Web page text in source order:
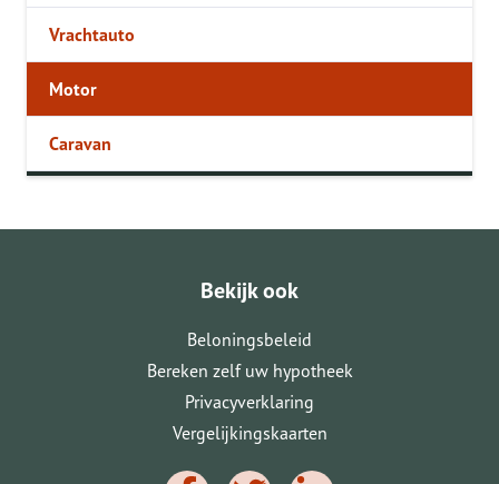
Vrachtauto
Motor
Caravan
Bekijk ook
Beloningsbeleid
Bereken zelf uw hypotheek
Privacyverklaring
Vergelijkingskaarten